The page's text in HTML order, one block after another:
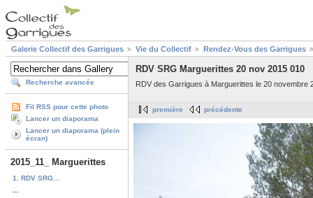
Galerie Collectif des Garrigues Vie du Collectif Rendez-Vous des Garrigues
Recherche avancée
Fil RSS pour cette photo
Lancer un diaporama
Lancer un diaporama (plein
écran)
2015_11_ Marguerittes
1. RDV SRG...
RDV SRG Marguerittes 20 nov 2015 010
RDV des Garrigues à Marguerittes le 20 novembre
première précédente